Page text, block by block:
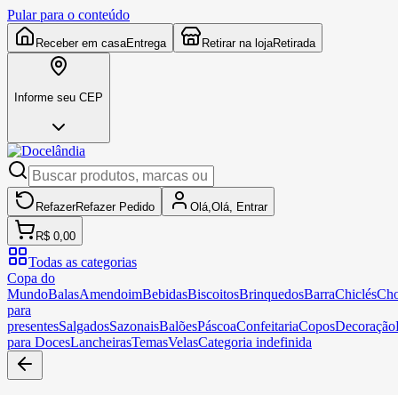
Pular para o conteúdo
Receber em casaEntrega Retirar na lojaRetirada
Informe seu CEP
RefazerRefazer Pedido Olá, Olá, Entrar
R$ 0,00
Todas as categorias
Copa do
MundoBalasAmendoimBebidasBiscoitosBrinquedosBarraChiclés
para
presentesSalgadosSazonaisBalõesPáscoaConfeitariaCoposDecoração
para DocesLancheirasTemasVelasCategoria indefinida